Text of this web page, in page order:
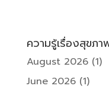
ความรู้เรื่องสุขภ
August 2026(1)
June 2026(1)